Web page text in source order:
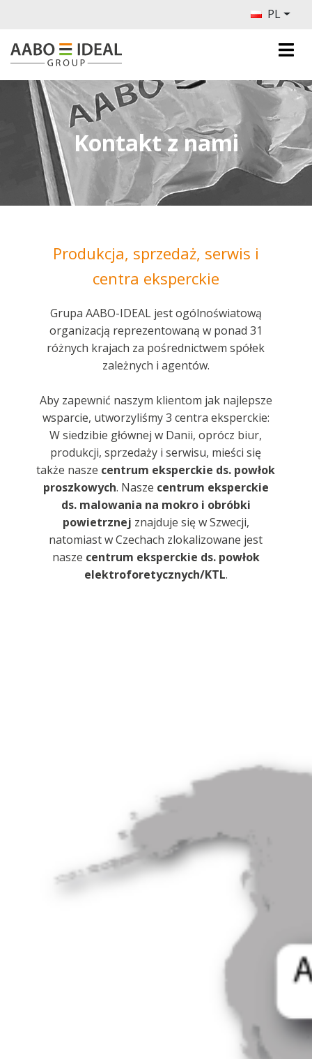
PL
Kontakt z nami
Produkcja, sprzedaż, serwis i
centra eksperckie
Grupa AABO-IDEAL jest ogólnoświatową
organizacją reprezentowaną w ponad 31
różnych krajach za pośrednictwem spółek
zależnych i agentów.
Aby zapewnić naszym klientom jak najlepsze
wsparcie, utworzyliśmy 3 centra eksperckie:
W siedzibie głównej w Danii, oprócz biur,
produkcji, sprzedaży i serwisu, mieści się
także nasze centrum eksperckie ds. powłok
proszkowych. Nasze centrum eksperckie
ds. malowania na mokro i obróbki
powietrznej znajduje się w Szwecji,
natomiast w Czechach zlokalizowane jest
nasze centrum eksperckie ds. powłok
elektroforetycznych/KTL.